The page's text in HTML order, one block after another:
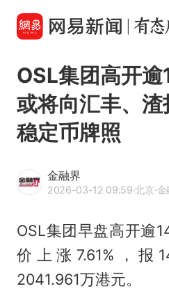
OSL集团高开
或将向汇丰、
稳定币牌照
金融界
2026-03-12 09:59·北京·金融
OSL集团早盘高开逾
价上涨7.61%，报
2041.961万港元。